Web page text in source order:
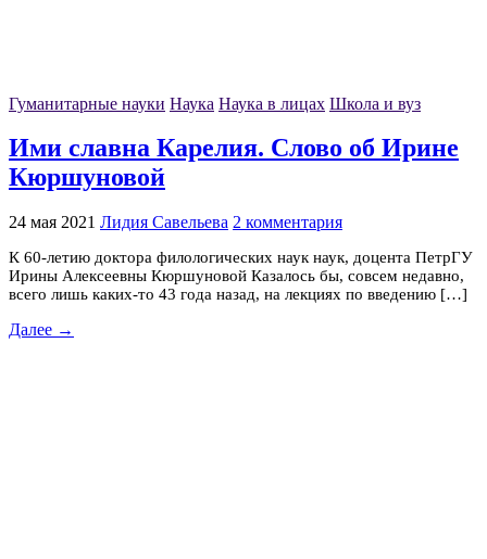
Гуманитарные науки Наука Наука в лицах Школа и вуз
Ими славна Карелия. Слово об Ирине
Кюршуновой
24 мая 2021 Лидия Савельева 2 комментария
К 60-летию доктора филологических наук наук, доцента ПетрГУ
Ирины Алексеевны Кюршуновой Казалось бы, совсем недавно,
всего лишь каких-то 43 года назад, на лекциях по введению […]
Далее →